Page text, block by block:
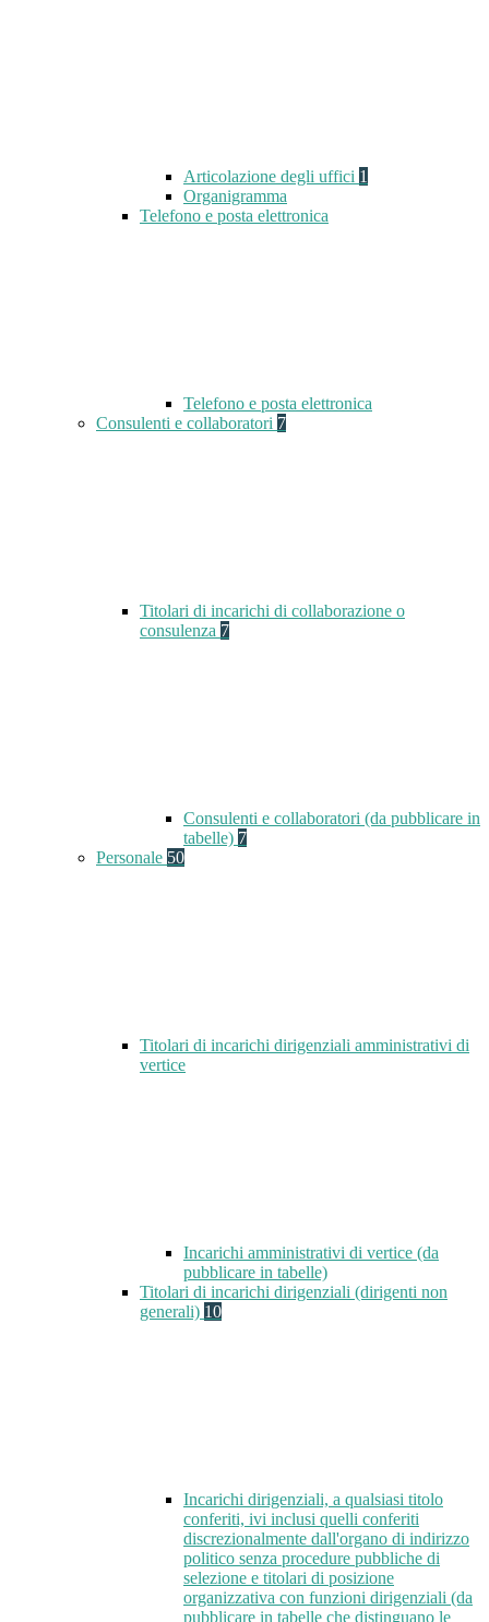
Articolazione degli uffici 1
Organigramma
Telefono e posta elettronica
Telefono e posta elettronica
Consulenti e collaboratori 7
Titolari di incarichi di collaborazione o
consulenza 7
Consulenti e collaboratori (da pubblicare in
tabelle) 7
Personale 50
Titolari di incarichi dirigenziali amministrativi di
vertice
Incarichi amministrativi di vertice (da
pubblicare in tabelle)
Titolari di incarichi dirigenziali (dirigenti non
generali) 10
Incarichi dirigenziali, a qualsiasi titolo
conferiti, ivi inclusi quelli conferiti
discrezionalmente dall'organo di indirizzo
politico senza procedure pubbliche di
selezione e titolari di posizione
organizzativa con funzioni dirigenziali (da
pubblicare in tabelle che distinguano le